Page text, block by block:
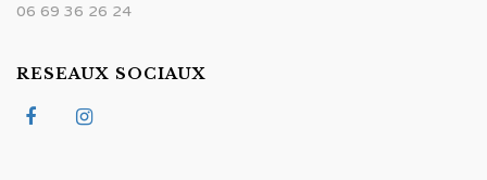
06 69 36 26 24
RESEAUX SOCIAUX